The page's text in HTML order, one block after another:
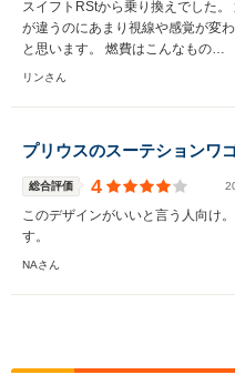
スイフトRStから乗り換えでした
が違うのにあまり視線や感覚が変
と思います。 燃費はこんなもの…
リンさん
プリウスのスーテションワ
総合評価 4
このデザインがいいと言う人向け
す。
NAさん